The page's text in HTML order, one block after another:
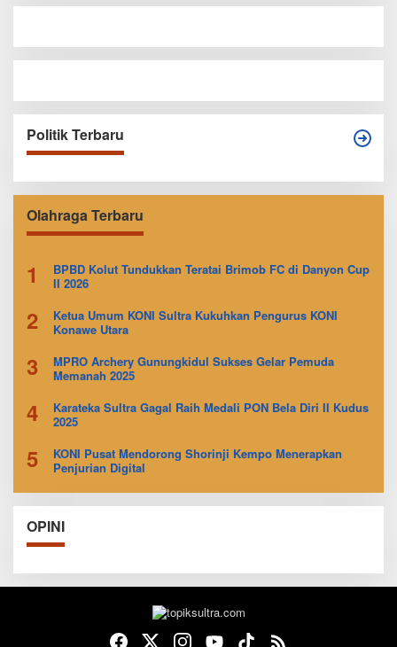
Politik Terbaru
Olahraga Terbaru
1
BPBD Kolut Tundukkan Teratai Brimob FC di Danyon Cup
II 2026
2
Ketua Umum KONI Sultra Kukuhkan Pengurus KONI
Konawe Utara
3
MPRO Archery Gunungkidul Sukses Gelar Pemuda
Memanah 2025
4
Karateka Sultra Gagal Raih Medali PON Bela Diri II Kudus
2025
5
KONI Pusat Mendorong Shorinji Kempo Menerapkan
Penjurian Digital
OPINI